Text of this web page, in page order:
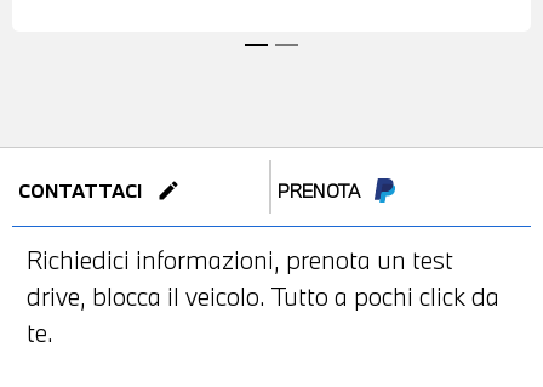
CONTATTACI edit PRENOTA
Richiedici informazioni, prenota un test
drive, blocca il veicolo. Tutto a pochi click da
te.